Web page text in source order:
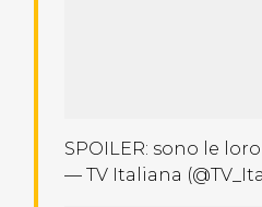
SPOILER: sono le
— TV Italiana